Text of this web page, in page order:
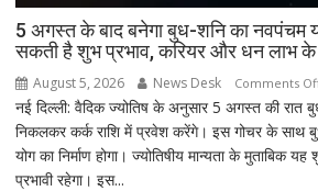
5 अगस्त के बाद बनेगा बुध-शनि का नवपंचम
सकती है शुभ प्रभाव, करियर और धन लाभ के
August 5, 2026 News Desk Comments
नई दिल्ली: वैदिक ज्योतिष के अनुसार 5 अगस्त की रात
निकलकर कर्क राशि में प्रवेश करेंगे। इस गोचर के साथ
योग का निर्माण होगा। ज्योतिषीय मान्यता के मुताबिक
प्रभावी रहेगा। इस...